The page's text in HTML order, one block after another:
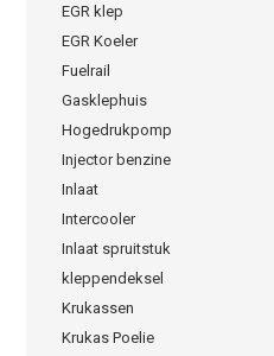
EGR klep
EGR Koeler
Fuelrail
Gasklephuis
Hogedrukpomp
Injector benzine
Inlaat
Intercooler
Inlaat spruitstuk
kleppendeksel
Krukassen
Krukas Poelie